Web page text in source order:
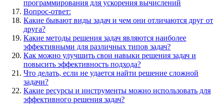
программирования для ускорения вычислений
Вопрос-ответ:
Какие бывают виды задач и чем они отличаются друг от
друга?
Какие методы решения задач являются наиболее
эффективными для различных типов задач?
Как можно улучшить свои навыки решения задач и
повысить эффективность подхода?
Что делать, если не удается найти решение сложной
задачи?
Какие ресурсы и инструменты можно использовать для
эффективного решения задач?